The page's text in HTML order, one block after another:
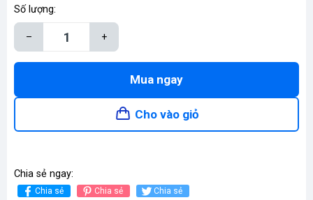
Số lượng:
– +
Mua ngay
Cho vào giỏ
Chia sẻ ngay:
Chia sẻ Chia sẻ Chia sẻ